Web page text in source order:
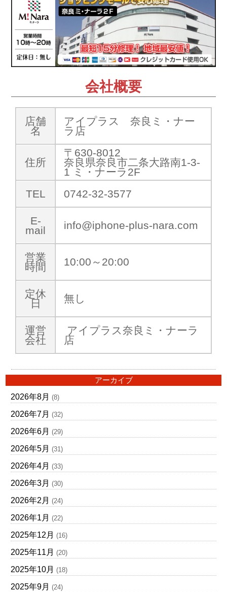
会社概要
店舗
名
アイプラス 奈良ミ・ナー
ラ店
住所
〒630-8012
奈良県奈良市二条大路南1-3-
1 ミ・ナーラ2F
TEL
0742-32-3577
E-
mail
info@iphone-plus-nara.com
営業
時間
10:00～20:00
定休
日
無し
運営
会社
アイプラス奈良ミ・ナーラ
店
アーカイブ
2026年8月 (8)
2026年7月 (32)
2026年6月 (29)
2026年5月 (31)
2026年4月 (33)
2026年3月 (30)
2026年2月 (24)
2026年1月 (22)
2025年12月 (16)
2025年11月 (20)
2025年10月 (18)
2025年9月 (24)